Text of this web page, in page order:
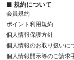
■ 規約について
会員規約
ポイント利用規約
個人情報保護方針
個人情報のお取り扱いに
個人情報開示等のご請求